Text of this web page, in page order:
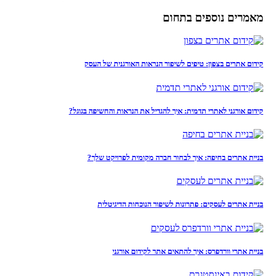
מאמרים נוספים בתחום
קידום אתרים בצפון: טיפים לשיפור הנראות האורגנית של העסק
קידום אורגני לאתרי תדמית: איך להגדיל את הנראות והחשיפה בגוגל?
בניית אתרים בחיפה: איך לבחור חברה מקומית לפרויקט שלך?
בניית אתרים לעסקים: פתרונות לשיפור הנוכחות הדיגיטלית
בניית אתרי וורדפרס: איך להתאים אתר לקידום אורגני